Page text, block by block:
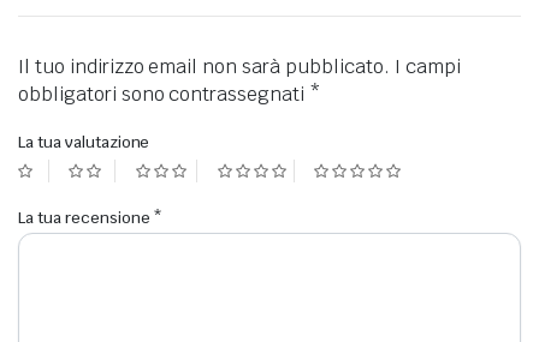
Il tuo indirizzo email non sarà pubblicato. I campi
obbligatori sono contrassegnati *
La tua valutazione
La tua recensione *